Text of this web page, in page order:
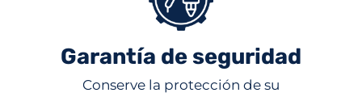
Garantía de seguridad
Conserve la protección de su